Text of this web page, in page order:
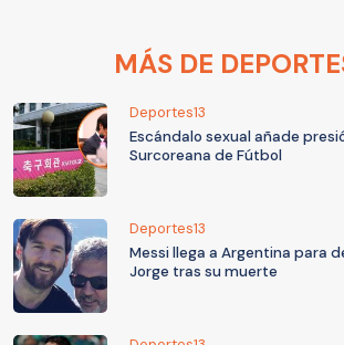
MÁS DE
Deportes13
Escándalo sexual añade
Surcoreana de Fútbol
Deportes13
Messi llega a Argentina para
Jorge tras su muerte